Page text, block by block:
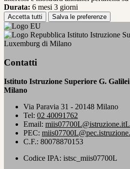
Durata: 6 mesi 3 giorni
Accetta tutti Salva le preferenze
Istituto Istruzione
Luxemburg di Milano
Contatti
Istituto Istruzione Superiore G.
Milano
Via Paravia 31 - 20148 Milano
Tel: 02 40091762
Email: miis07700L@istruzione.it
PEC:
C.F.: 80078870153
Codice IPA: istsc_miis07700L